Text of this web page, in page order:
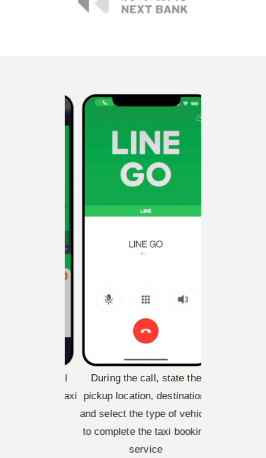
During the call, state the
pickup location, destination,
and select the type of vehicle
to complete the taxi booking
service